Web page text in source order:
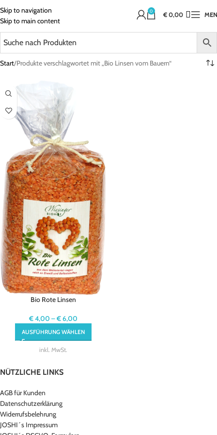
Skip to navigation
Skip to main content
0 €0,00
Start Produkte verschlagwortet mit „Bio Linsen vom Bauern“
Bio Rote Linsen
€4,00 –€6,00
AUSFÜHRUNG WÄHLEN
inkl. MwSt.
NÜTZLICHE LINKS
AGB für Kunden
Datenschutzerklärung
Widerrufsbelehrung
JOSHI´s Impressum